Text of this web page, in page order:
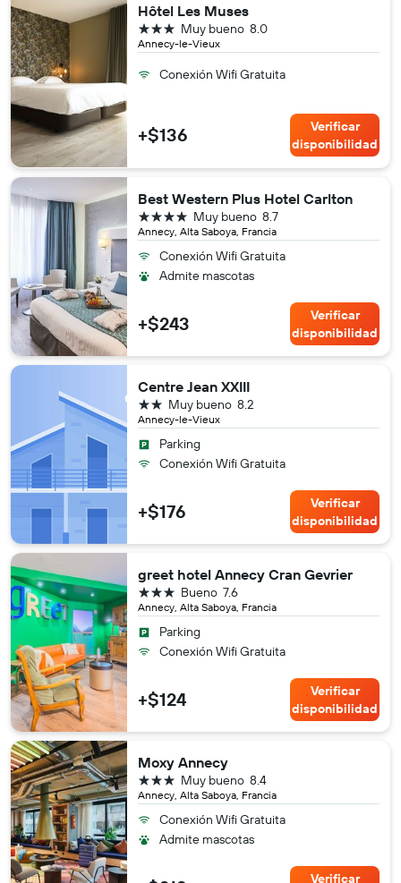
Hôtel Les Muses
Annecy-le-Vieux
8.0
Muy bueno
3 estrellas
Conexión Wifi Gratuita
+$136
Verificar
disponibilidad
Best Western Plus Hotel Carlton
Annecy, Alta Saboya, Francia
8.7
Muy bueno
4 estrellas
Conexión Wifi Gratuita
Admite mascotas
+$243
Verificar
disponibilidad
Centre Jean XXIII
Annecy-le-Vieux
8.2
Muy bueno
2 estrellas
Parking
Conexión Wifi Gratuita
+$176
Verificar
disponibilidad
greet hotel Annecy Cran Gevrier
Annecy, Alta Saboya, Francia
7.6
Bueno
3 estrellas
Parking
Conexión Wifi Gratuita
+$124
Verificar
disponibilidad
Moxy Annecy
Annecy, Alta Saboya, Francia
8.4
Muy bueno
3 estrellas
Conexión Wifi Gratuita
Admite mascotas
Verificar